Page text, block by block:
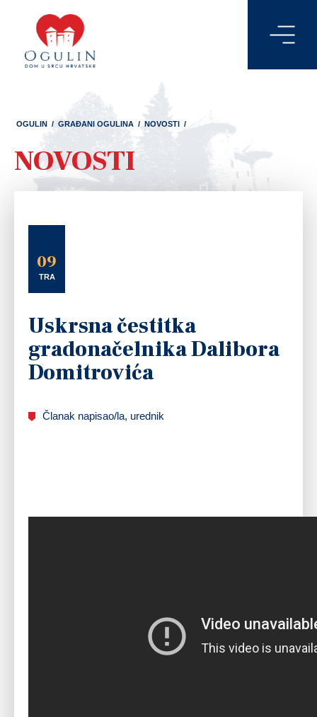
OGULIN / GRAĐANI OGULINA / NOVOSTI /
NOVOSTI
09
TRA
Uskrsna čestitka
gradonačelnika Dalibora
Domitrovića
Članak napisao/la, urednik